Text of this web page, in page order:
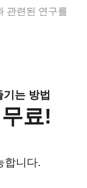
관련된 연구를
는 방법
료!
합니다.